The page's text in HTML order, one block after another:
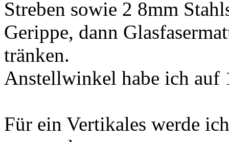
Streben sowie 2 8mm
Gerippe, dann
tränken.
Anstellwinkel habe ich auf
Für ein Vertikales werde